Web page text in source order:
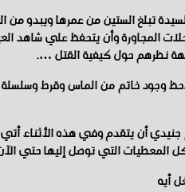
تبلغ الستين من عمرها ويبدو
المجاورة وأن يتحفظ علي شاهد
نظرهم حول كيفية القتل ….
وجود خاتم من الماس وقرط
أن يتقدم وفي هذه الأثناء
المعطيات التي توصل إليها حتي
أيه